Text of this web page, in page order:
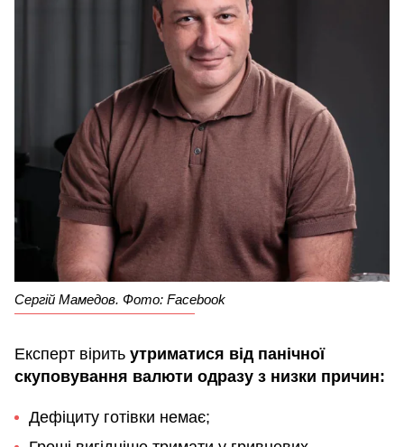
Сергій Мамедов. Фото: Facebook
Експерт вірить утриматися від панічної
скуповування валюти одразу з низки причин:
Дефіциту готівки немає;